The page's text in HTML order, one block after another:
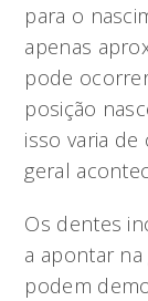
para o
apenas
pode
posição
isso varia de
geral
Os dentes
a apontar na
podem